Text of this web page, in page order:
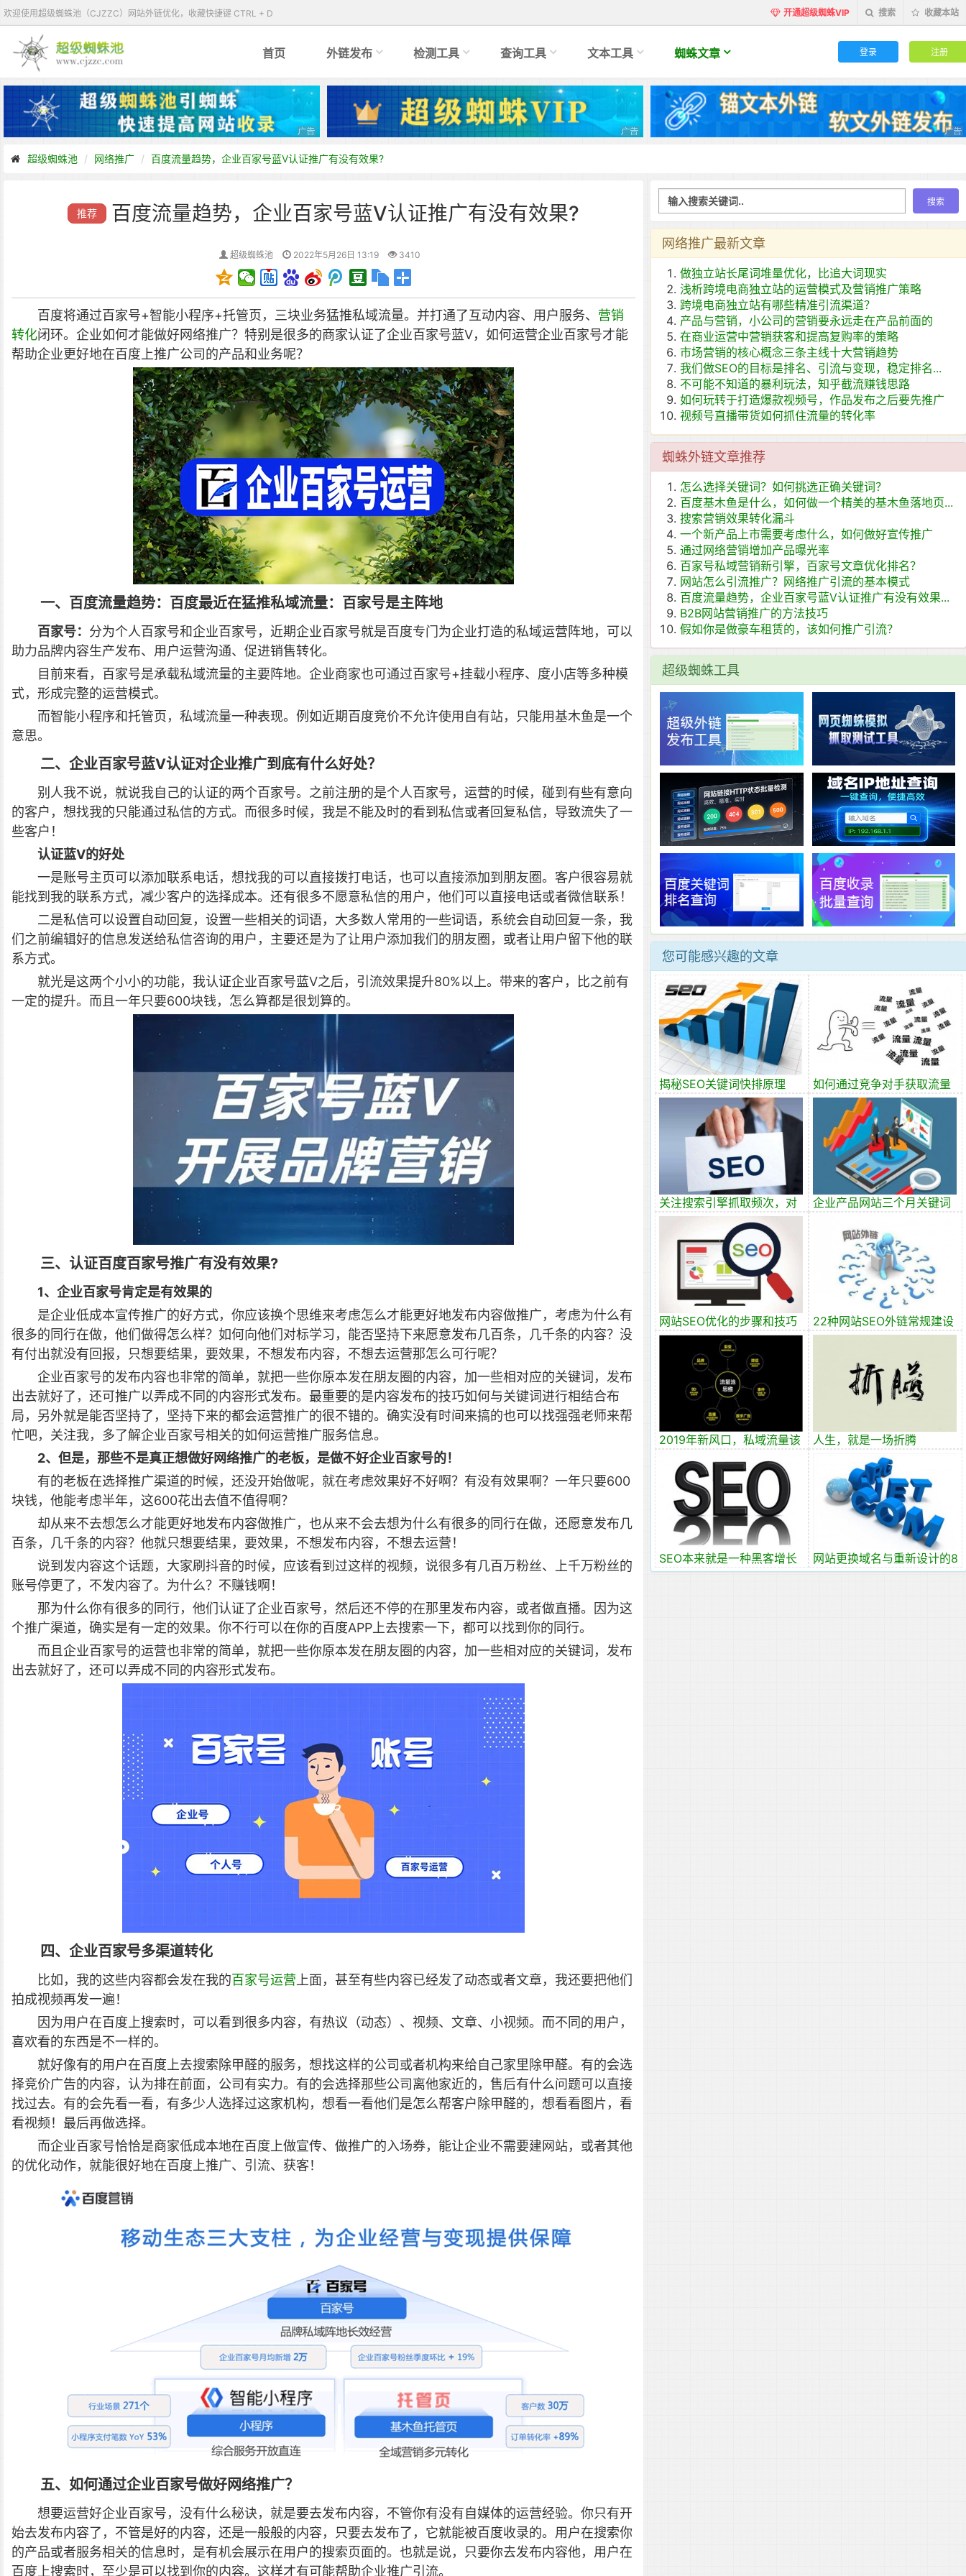
欢迎使用超级蜘蛛池（CJZZC）网站外链优化，收藏快捷键 CTRL + D 开通超级蜘蛛VIP 搜索 收藏本站
首页 外链发布 检测工具 查询工具 文本工具 蜘蛛文章 登录 注册
超级蜘蛛池 网络推广 百度流量趋势，企业百家号蓝V认证推广有没有效果?
推荐 百度流量趋势，企业百家号蓝V认证推广有没有效果?
超级蜘蛛池 2022年5月26日 13:19 3410
百度将通过百家号+智能小程序+托管页，三块业务猛推私域流量。并打通了互动内容、用户服务、 营销
转化闭环。企业如何才能做好网络推广？特别是很多的商家认证了企业百家号蓝V，如何运营企业百家号才能
帮助企业更好地在百度上推广公司的产品和业务呢？
一、百度流量趋势：百度最近在猛推私域流量：百家号是主阵地
百家号： 分为个人百家号和企业百家号，近期企业百家号就是百度专门为企业打造的私域运营阵地，可以
助力品牌内容生产发布、用户运营沟通、促进销售转化。
目前来看，百家号是承载私域流量的主要阵地。企业商家也可通过百家号+挂载小程序、度小店等多种模
式，形成完整的运营模式。
而智能小程序和托管页，私域流量一种表现。例如近期百度竞价不允许使用自有站，只能用基木鱼是一个
意思。
二、企业百家号蓝V认证对企业推广到底有什么好处？
别人我不说，就说我自己的认证的两个百家号。之前注册的是个人百家号，运营的时候，碰到有些有意向
的客户，想找我的只能通过私信的方式。而很多时候，我是不能及时的看到私信或者回复私信，导致流失了一
些客户！
认证蓝V的好处
一是账号主页可以添加联系电话，想找我的可以直接拨打电话，也可以直接添加到朋友圈。客户很容易就
能找到我的联系方式，减少客户的选择成本。还有很多不愿意私信的用户，他们可以直接电话或者微信联系！
二是私信可以设置自动回复，设置一些相关的词语，大多数人常用的一些词语，系统会自动回复一条，我
们之前编辑好的信息发送给私信咨询的用户，主要还是为了让用户添加我们的朋友圈，或者让用户留下他的联
系方式。
就光是这两个小小的功能，我认证企业百家号蓝V之后，引流效果提升80%以上。带来的客户，比之前有
一定的提升。而且一年只要600块钱，怎么算都是很划算的。
三、认证百度百家号推广有没有效果?
1、企业百家号肯定是有效果的
是企业低成本宣传推广的好方式，你应该换个思维来考虑怎么才能更好地发布内容做推广，考虑为什么有
很多的同行在做，他们做得怎么样？如何向他们对标学习，能否坚持下来愿意发布几百条，几千条的内容？没
有付出就没有回报，只想要结果，要效果，不想发布内容，不想去运营那怎么可行呢？
企业百家号的发布内容也非常的简单，就把一些你原本发在朋友圈的内容，加一些相对应的关键词，发布
出去就好了，还可推广以弄成不同的内容形式发布。最重要的是内容发布的技巧如何与关键词进行相结合布
局，另外就是能否坚持了，坚持下来的都会运营推广的很不错的。确实没有时间来搞的也可以找强强老师来帮
忙吧，关注我，多了解企业百家号相关的如何运营推广服务信息。
2、但是，那些不是真正想做好网络推广的老板，是做不好企业百家号的！
有的老板在选择推广渠道的时候，还没开始做呢，就在考虑效果好不好啊？有没有效果啊？一年只要600
块钱，他能考虑半年，这600花出去值不值得啊？
却从来不去想怎么才能更好地发布内容做推广，也从来不会去想为什么有很多的同行在做，还愿意发布几
百条，几千条的内容？他就只想要结果，要效果，不想发布内容，不想去运营！
说到发内容这个话题，大家刷抖音的时候，应该看到过这样的视频，说很多有几百万粉丝、上千万粉丝的
账号停更了，不发内容了。为什么？不赚钱啊！
那为什么你有很多的同行，他们认证了企业百家号，然后还不停的在那里发布内容，或者做直播。因为这
个推广渠道，确实是有一定的效果。你不行可以在你的百度APP上去搜索一下，都可以找到你的同行。
而且企业百家号的运营也非常的简单，就把一些你原本发在朋友圈的内容，加一些相对应的关键词，发布
出去就好了，还可以弄成不同的内容形式发布。
四、企业百家号多渠道转化
比如，我的这些内容都会发在我的百家号运营上面，甚至有些内容已经发了动态或者文章，我还要把他们
拍成视频再发一遍！
因为用户在百度上搜索时，可以看到很多内容，有热议（动态）、视频、文章、小视频。而不同的用户，
喜欢看的东西是不一样的。
就好像有的用户在百度上去搜索除甲醛的服务，想找这样的公司或者机构来给自己家里除甲醛。有的会选
择竞价广告的内容，认为排在前面，公司有实力。有的会选择那些公司离他家近的，售后有什么问题可以直接
找过去。有的会先看一看，有多少人选择过这家机构，想看一看他们是怎么帮客户除甲醛的，想看看图片，看
看视频！最后再做选择。
而企业百家号恰恰是商家低成本地在百度上做宣传、做推广的入场券，能让企业不需要建网站，或者其他
的优化动作，就能很好地在百度上推广、引流、获客！
五、如何通过企业百家号做好网络推广？
想要运营好企业百家号，没有什么秘诀，就是要去发布内容，不管你有没有自媒体的运营经验。你只有开
始去发布内容了，不管是好的内容，还是一般般的内容，只要去发布了，它就能被百度收录的。用户在搜索你
的产品或者服务相关的信息时，是有机会展示在用户的搜索页面的。也就是说，只要你去发布内容他，用户在
百度上搜索时，至少是可以找到你的内容。这样才有可能帮助企业推广引流。
网络推广最新文章
做独立站长尾词堆量优化，比追大词现实
浅析跨境电商独立站的运营模式及营销推广策略
跨境电商独立站有哪些精准引流渠道？
产品与营销，小公司的营销要永远走在产品前面的
在商业运营中营销获客和提高复购率的策略
市场营销的核心概念三条主线十大营销趋势
我们做SEO的目标是排名、引流与变现，稳定排名...
不可能不知道的暴利玩法，知乎截流赚钱思路
如何玩转于打造爆款视频号，作品发布之后要先推广
视频号直播带货如何抓住流量的转化率
蜘蛛外链文章推荐
怎么选择关键词？如何挑选正确关键词？
百度基木鱼是什么，如何做一个精美的基木鱼落地页...
搜索营销效果转化漏斗
一个新产品上市需要考虑什么，如何做好宣传推广
通过网络营销增加产品曝光率
百家号私域营销新引擎，百家号文章优化排名？
网站怎么引流推广？网络推广引流的基本模式
百度流量趋势，企业百家号蓝V认证推广有没有效果...
B2B网站营销推广的方法技巧
假如你是做豪车租赁的，该如何推广引流？
超级蜘蛛工具
您可能感兴趣的文章
揭秘SEO关键词快排原理
如何通过竞争对手获取流量
资源？
关注搜索引擎抓取频次，对
网站SEO的重要性
企业产品网站三个月关键词
网站SEO优化的步骤和技巧
有哪些？
22种网站SEO外链常规建设
方法
2019年新风口，私域流量该
人生，就是一场折腾
SEO本来就是一种黑客增长
方式
网站更换域名与重新设计的8
个SEO细节！